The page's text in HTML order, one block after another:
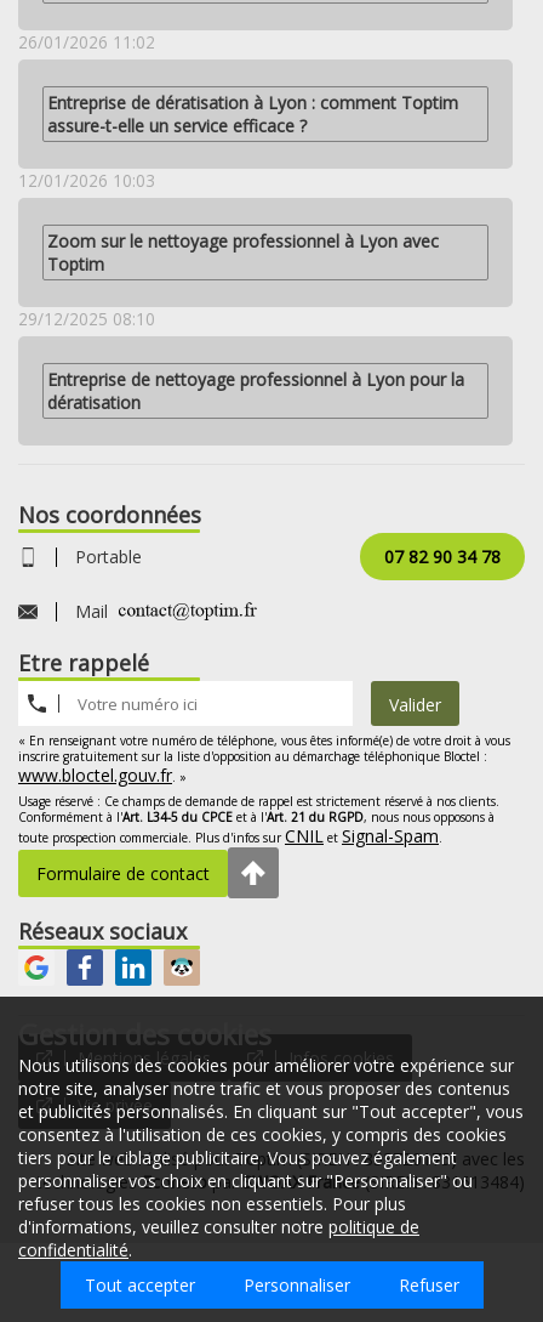
Gestion des cookies
Nous utilisons des cookies pour améliorer votre expérience sur
notre site, analyser notre trafic et vous proposer des contenus
et publicités personnalisés. En cliquant sur "Tout accepter", vous
consentez à l'utilisation de ces cookies, y compris des cookies
tiers pour le ciblage publicitaire. Vous pouvez également
personnaliser vos choix en cliquant sur "Personnaliser" ou
refuser tous les cookies non essentiels. Pour plus
d'informations, veuillez consulter notre politique de
confidentialité.
Tout accepter
Personnaliser Refuser
Espace client 07 82 90 34 78
26/01/2026 11:02
Entreprise de dératisation à Lyon : comment Toptim
assure-t-elle un service efficace ?
12/01/2026 10:03
Zoom sur le nettoyage professionnel à Lyon avec
Toptim
29/12/2025 08:10
Entreprise de nettoyage professionnel à Lyon pour la
dératisation
Nos coordonnées
Portable 07 82 90 34 78
Mail
Etre rappelé
Valider
« En renseignant votre numéro de téléphone, vous êtes informé(e) de votre droit à vous
inscrire gratuitement sur la liste d'opposition au démarchage téléphonique Bloctel :
www.bloctel.gouv.fr. »
Usage réservé : Ce champs de demande de rappel est strictement réservé à nos clients.
Conformément à l'Art. L34-5 du CPCE et à l'Art. 21 du RGPD, nous nous opposons à
toute prospection commerciale. Plus d'infos surCNIL et Signal-Spam.
Formulaire de contact
Réseaux sociaux
Mentions légales Infos cookies
Vie privée
Site web réalisé pour Toptim (SIREN : 853720175) avec les
technologiesEconetoparSWOAX France(SIREN : 831613484)